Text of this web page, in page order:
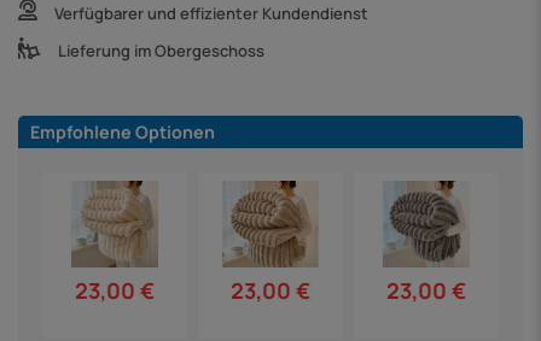
Verfügbarer und effizienter Kundendienst
Lieferung im Obergeschoss
Empfohlene Optionen
23,00 € 23,00 € 23,00 €